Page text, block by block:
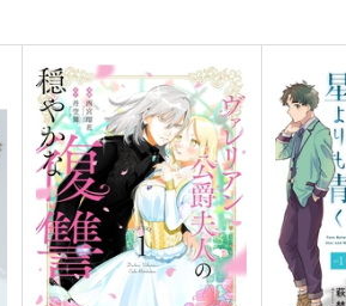
Stay with You
me
944円（税込）
ユリウス×アルベール
サンプル 作品詳細
ギヴン
スなし】
キヅナツキ
770 円（税
佐藤真冬
サンプ